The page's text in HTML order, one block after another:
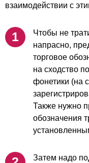
взаимодействии с
Чтобы не
напрасно,
торговое
на сходство
фонетики (на
Также нужно
обозначения
Затем надо